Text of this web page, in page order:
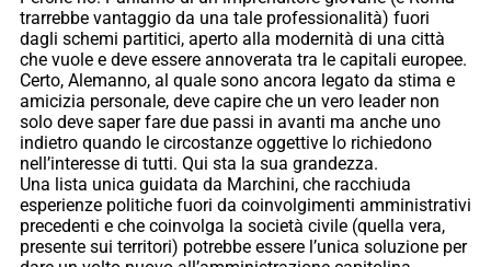
trarrebbe vantaggio da una tale professionalità) fuori
dagli schemi partitici, aperto alla modernità di una città
che vuole e deve essere annoverata tra le capitali europee.
Certo, Alemanno, al quale sono ancora legato da stima e
amicizia personale, deve capire che un vero leader non
solo deve saper fare due passi in avanti ma anche uno
indietro quando le circostanze oggettive lo richiedono
nell’interesse di tutti. Qui sta la sua grandezza.
Una lista unica guidata da Marchini, che racchiuda
esperienze politiche fuori da coinvolgimenti amministrativi
precedenti e che coinvolga la società civile (quella vera,
presente sui territori) potrebbe essere l’unica soluzione per